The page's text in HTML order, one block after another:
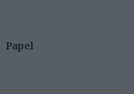
Papel